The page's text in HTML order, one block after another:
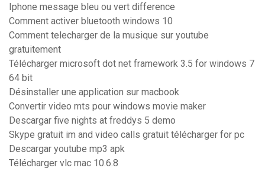
Iphone message bleu ou vert difference
Comment activer bluetooth windows 10
Comment telecharger de la musique sur youtube
gratuitement
Télécharger microsoft dot net framework 3.5 for windows 7
64 bit
Désinstaller une application sur macbook
Convertir video mts pour windows movie maker
Descargar five nights at freddys 5 demo
Skype gratuit im and video calls gratuit télécharger for pc
Descargar youtube mp3 apk
Télécharger vlc mac 10.6.8